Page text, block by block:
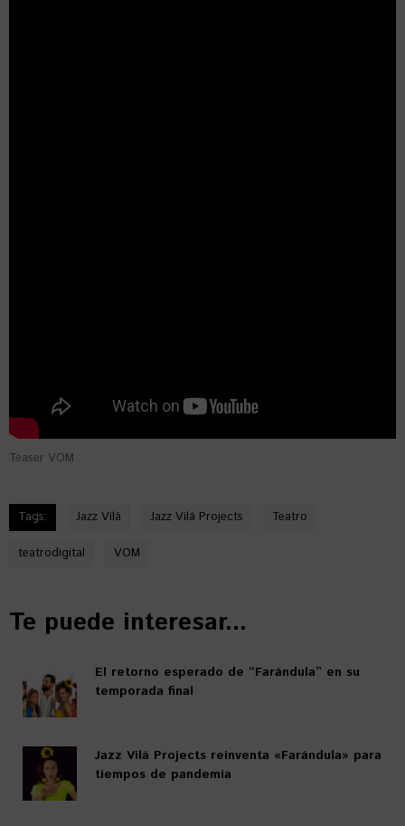
Teaser VOM
Tags: Jazz Vilá Jazz Vilá Projects Teatro
teatrodigital VOM
Te puede interesar...
El retorno esperado de “Farándula” en su
temporada final
Jazz Vilá Projects reinventa «Farándula» para
tiempos de pandemia